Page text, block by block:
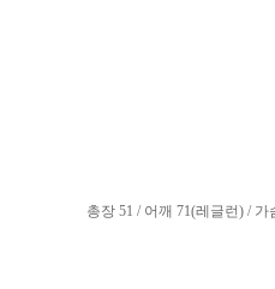
총장 51 / 어깨 71(레글런) / 가